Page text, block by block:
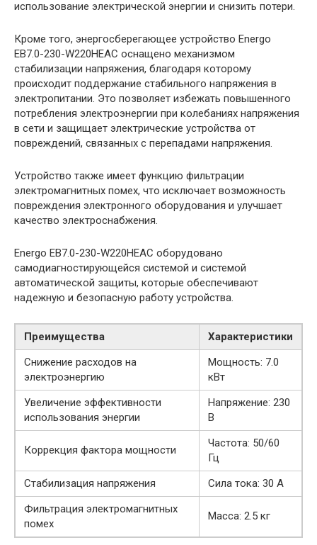
использование электрической энергии и снизить потери.
Кроме того, энергосберегающее устройство Energo
EB7.0-230-W220HЕAC оснащено механизмом
стабилизации напряжения, благодаря которому
происходит поддержание стабильного напряжения в
электропитании. Это позволяет избежать повышенного
потребления электроэнергии при колебаниях напряжения
в сети и защищает электрические устройства от
повреждений, связанных с перепадами напряжения.
Устройство также имеет функцию фильтрации
электромагнитных помех, что исключает возможность
повреждения электронного оборудования и улучшает
качество электроснабжения.
Energo EB7.0-230-W220HЕAC оборудовано
самодиагностирующейся системой и системой
автоматической защиты, которые обеспечивают
надежную и безопасную работу устройства.
Преимущества
Характеристики
Снижение расходов на
электроэнергию
Мощность: 7.0
кВт
Увеличение эффективности
использования энергии
Напряжение: 230
В
Коррекция фактора мощности
Частота: 50/60
Гц
Стабилизация напряжения
Сила тока: 30 А
Фильтрация электромагнитных
помех
Масса: 2.5 кг